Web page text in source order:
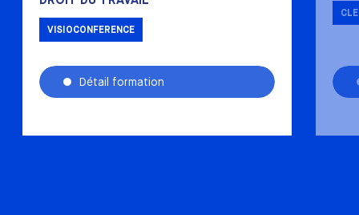
VISIOCONFERENCE
Détail formation